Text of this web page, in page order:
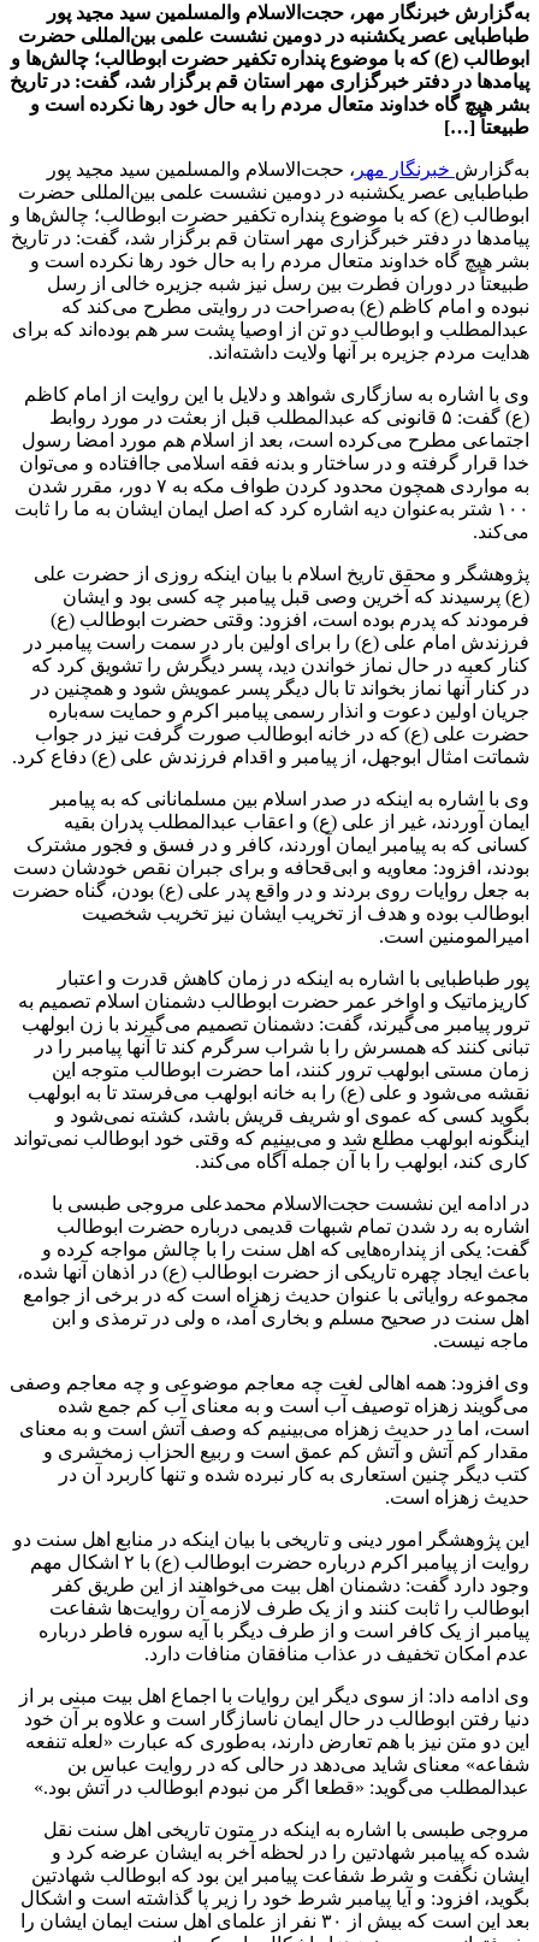
به‌گزارش خبرنگار مهر، حجت‌الاسلام والمسلمین سید مجید پور
طباطبایی عصر یکشنبه در دومین نشست علمی بین‌المللی حضرت
ابوطالب (ع) که با موضوع پنداره تکفیر حضرت ابوطالب؛ چالش‌ها و
پیامدها در دفتر خبرگزاری مهر استان قم برگزار شد، گفت: در تاریخ
بشر هیچ گاه خداوند متعال مردم را به حال خود رها نکرده است و
طبیعتاً […]
به‌گزارش خبرنگار مهر ، حجت‌الاسلام والمسلمین سید مجید پور
طباطبایی عصر یکشنبه در دومین نشست علمی بین‌المللی حضرت
ابوطالب (ع) که با موضوع پنداره تکفیر حضرت ابوطالب؛ چالش‌ها و
پیامدها در دفتر خبرگزاری مهر استان قم برگزار شد، گفت: در تاریخ
بشر هیچ گاه خداوند متعال مردم را به حال خود رها نکرده است و
طبیعتاً در دوران فطرت بین رسل نیز شبه جزیره خالی از رسل
نبوده و امام کاظم (ع) به‌صراحت در روایتی مطرح می‌کند که
عبدالمطلب و ابوطالب دو تن از اوصیا پشت سر هم بوده‌اند که برای
هدایت مردم جزیره بر آنها ولایت داشته‌اند.
وی با اشاره به سازگاری شواهد و دلایل با این روایت از امام کاظم
(ع) گفت: ۵ قانونی که عبدالمطلب قبل از بعثت در مورد روابط
اجتماعی مطرح می‌کرده است، بعد از اسلام هم مورد امضا رسول
خدا قرار گرفته و در ساختار و بدنه فقه اسلامی جاافتاده و می‌توان
به مواردی همچون محدود کردن طواف مکه به ۷ دور، مقرر شدن
۱۰۰ شتر به‌عنوان دیه اشاره کرد که اصل ایمان ایشان به ما را ثابت
می‌کند.
پژوهشگر و محقق تاریخ اسلام با بیان اینکه روزی از حضرت علی
(ع) پرسیدند که آخرین وصی قبل پیامبر چه کسی بود و ایشان
فرمودند که پدرم بوده است، افزود: وقتی حضرت ابوطالب (ع)
فرزندش امام علی (ع) را برای اولین بار در سمت راست پیامبر در
کنار کعبه در حال نماز خواندن دید، پسر دیگرش را تشویق کرد که
در کنار آنها نماز بخواند تا بال دیگر پسر عمویش شود و همچنین در
جریان اولین دعوت و انذار رسمی پیامبر اکرم و حمایت سه‌باره
حضرت علی (ع) که در خانه ابوطالب صورت گرفت نیز در جواب
شماتت امثال ابوجهل، از پیامبر و اقدام فرزندش علی (ع) دفاع کرد.
وی با اشاره به اینکه در صدر اسلام بین مسلمانانی که به پیامبر
ایمان آوردند، غیر از علی (ع) و اعقاب عبدالمطلب پدران بقیه
کسانی که به پیامبر ایمان آوردند، کافر و در فسق و فجور مشترک
بودند، افزود: معاویه و ابی‌قحافه و برای جبران نقص خودشان دست
به جعل روایات روی بردند و در واقع پدر علی (ع) بودن، گناه حضرت
ابوطالب بوده و هدف از تخریب ایشان نیز تخریب شخصیت
امیرالمومنین است.
پور طباطبایی با اشاره به اینکه در زمان کاهش قدرت و اعتبار
کاریزماتیک و اواخر عمر حضرت ابوطالب دشمنان اسلام تصمیم به
ترور پیامبر می‌گیرند، گفت: دشمنان تصمیم می‌گیرند با زن ابولهب
تبانی کنند که همسرش را با شراب سرگرم کند تا آنها پیامبر را در
زمان مستی ابولهب ترور کنند، اما حضرت ابوطالب متوجه این
نقشه می‌شود و علی (ع) را به خانه ابولهب می‌فرستد تا به ابولهب
بگوید کسی که عموی او شریف قریش باشد، کشته نمی‌شود و
اینگونه ابولهب مطلع شد و می‌بینیم که وقتی خود ابوطالب نمی‌تواند
کاری کند، ابولهب را با آن جمله آگاه می‌کند.
در ادامه این نشست حجت‌الاسلام محمدعلی مروجی طبسی با
اشاره به رد شدن تمام شبهات قدیمی درباره حضرت ابوطالب
گفت: یکی از پنداره‌هایی که اهل سنت را با چالش مواجه کرده و
باعث ایجاد چهره تاریکی از حضرت ابوطالب (ع) در اذهان آنها شده،
مجموعه روایاتی با عنوان حدیث زهزاه است که در برخی از جوامع
اهل سنت در صحیح مسلم و بخاری آمد، ه ولی در ترمذی و ابن
ماجه نیست.
وی افزود: همه اهالی لغت چه معاجم موضوعی و چه معاجم وصفی
می‌گویند زهزاه توصیف آب است و به معنای آب کم جمع شده
است، اما در حدیث زهزاه می‌بینیم که وصف آتش است و به معنای
مقدار کم آتش و آتش کم عمق است و ربیع الحزاب زمخشری و
کتب دیگر چنین استعاری به کار نبرده شده و تنها کاربرد آن در
حدیث زهزاه است.
این پژوهشگر امور دینی و تاریخی با بیان اینکه در منابع اهل سنت دو
روایت از پیامبر اکرم درباره حضرت ابوطالب (ع) با ۲ اشکال مهم
وجود دارد گفت: دشمنان اهل بیت می‌خواهند از این طریق کفر
ابوطالب را ثابت کنند و از یک طرف لازمه آن روایت‌ها شفاعت
پیامبر از یک کافر است و از طرف دیگر با آیه سوره فاطر درباره
عدم امکان تخفیف در عذاب منافقان منافات دارد.
وی ادامه داد: از سوی دیگر این روایات با اجماع اهل بیت مبنی بر از
دنیا رفتن ابوطالب در حال ایمان ناسازگار است و علاوه بر آن خود
این دو متن نیز با هم تعارض دارند، به‌طوری که عبارت «لعله تنفعه
شفاعه» معنای شاید می‌دهد در حالی که در روایت عباس بن
عبدالمطلب می‌گوید: «قطعا اگر من نبودم ابوطالب در آتش بود.»
مروجی طبسی با اشاره به اینکه در متون تاریخی اهل سنت نقل
شده که پیامبر شهادتین را در لحظه آخر به ایشان عرضه کرد و
ایشان نگفت و شرط شفاعت پیامبر این بود که ابوطالب شهادتین
بگوید، افزود: و آیا پیامبر شرط خود را زیر پا گذاشته است و اشکال
بعد این است که بیش از ۳۰ نفر از علمای اهل سنت ایمان ایشان را